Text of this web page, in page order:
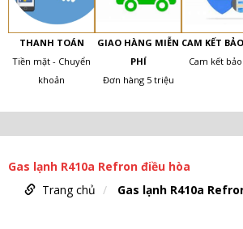
THANH TOÁN
Tiền mặt - Chuyển
khoản
GIAO HÀNG MIỄN
PHÍ
Đơn hàng 5 triệu
CAM KẾT
Cam kết
Gas lạnh R410a Refron điều hòa
Trang chủ
Gas lạnh R410a